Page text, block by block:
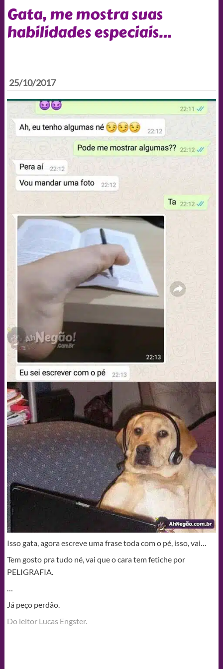
Gata, me mostra suas
habilidades especiais…
25/10/2017
Isso gata, agora escreve uma frase toda com o pé, isso, vai…
Tem gosto pra tudo né, vai que o cara tem fetiche por
PELIGRAFIA.
…
Já peço perdão.
Do leitor Lucas Engster.